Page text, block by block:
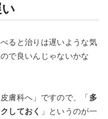
ると治りは遅いような気
で良いんじゃないかな
膚科へ」ですので、「多
しておく 」というのが一